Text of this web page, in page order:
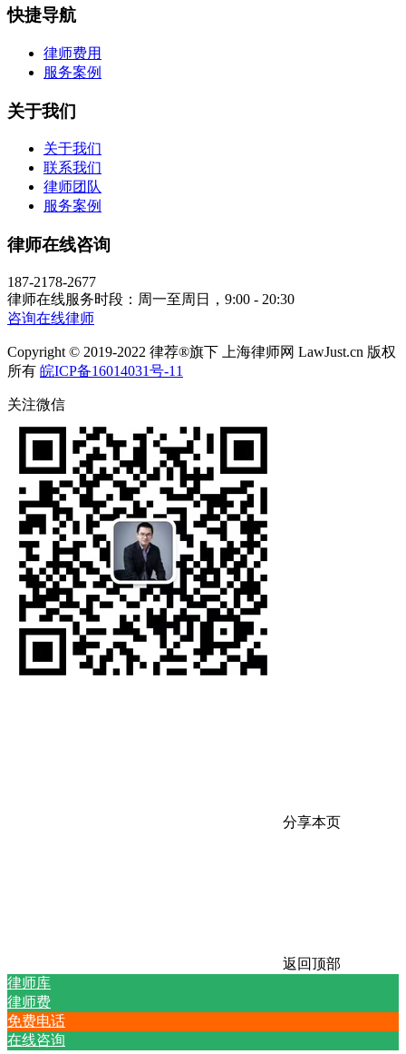
快捷导航
律师费用
服务案例
关于我们
关于我们
联系我们
律师团队
服务案例
律师在线咨询
187-2178-2677
律师在线服务时段：周一至周日，9:00 - 20:30
咨询在线律师
Copyright © 2019-2022 律荐®旗下 上海律师网 LawJust.cn 版权
所有 皖ICP备16014031号-11
关注微信
分享本页
返回顶部
律师库
律师费
免费电话
在线咨询